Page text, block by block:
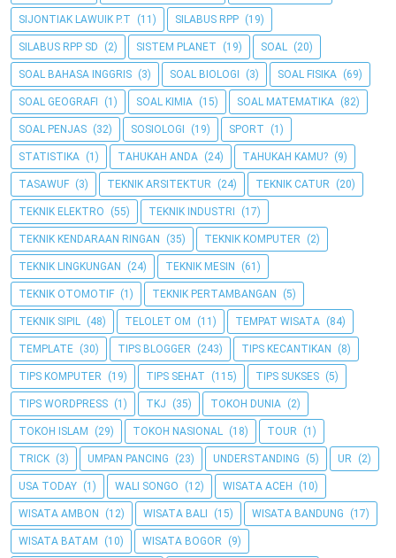
SIJONTIAK LAWUIK P.T (11) SILABUS RPP (19)
SILABUS RPP SD (2) SISTEM PLANET (19) SOAL (20)
SOAL BAHASA INGGRIS (3) SOAL BIOLOGI (3) SOAL FISIKA (69)
SOAL GEOGRAFI (1) SOAL KIMIA (15) SOAL MATEMATIKA (82)
SOAL PENJAS (32) SOSIOLOGI (19) SPORT (1)
STATISTIKA (1) TAHUKAH ANDA (24) TAHUKAH KAMU? (9)
TASAWUF (3) TEKNIK ARSITEKTUR (24) TEKNIK CATUR (20)
TEKNIK ELEKTRO (55) TEKNIK INDUSTRI (17)
TEKNIK KENDARAAN RINGAN (35) TEKNIK KOMPUTER (2)
TEKNIK LINGKUNGAN (24) TEKNIK MESIN (61)
TEKNIK OTOMOTIF (1) TEKNIK PERTAMBANGAN (5)
TEKNIK SIPIL (48) TELOLET OM (11) TEMPAT WISATA (84)
TEMPLATE (30) TIPS BLOGGER (243) TIPS KECANTIKAN (8)
TIPS KOMPUTER (19) TIPS SEHAT (115) TIPS SUKSES (5)
TIPS WORDPRESS (1) TKJ (35) TOKOH DUNIA (2)
TOKOH ISLAM (29) TOKOH NASIONAL (18) TOUR (1)
TRICK (3) UMPAN PANCING (23) UNDERSTANDING (5) UR (2)
USA TODAY (1) WALI SONGO (12) WISATA ACEH (10)
WISATA AMBON (12) WISATA BALI (15) WISATA BANDUNG (17)
WISATA BATAM (10) WISATA BOGOR (9)